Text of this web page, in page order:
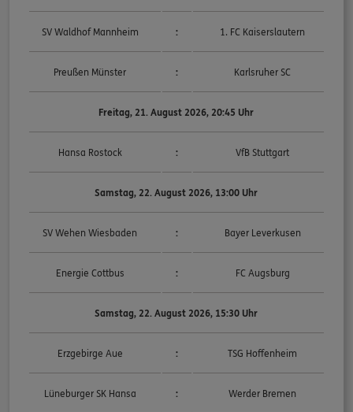
SV Waldhof Mannheim : 1. FC Kaiserslautern
Preußen Münster : Karlsruher SC
Freitag, 21. August 2026, 20:45 Uhr
Hansa Rostock : VfB Stuttgart
Samstag, 22. August 2026, 13:00 Uhr
SV Wehen Wiesbaden : Bayer Leverkusen
Energie Cottbus : FC Augsburg
Samstag, 22. August 2026, 15:30 Uhr
Erzgebirge Aue : TSG Hoffenheim
Lüneburger SK Hansa : Werder Bremen